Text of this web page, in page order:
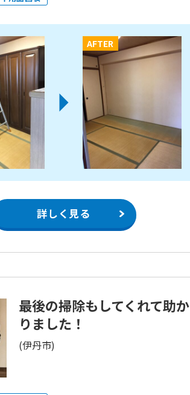
AFTER
詳しく見る
最後の掃除もしてくれて助か
りました！
(伊丹市)